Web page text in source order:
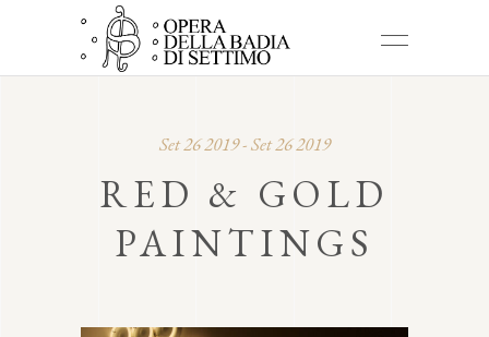
Set 26 2019 - Set 26 2019
RED & GOLD
PAINTINGS